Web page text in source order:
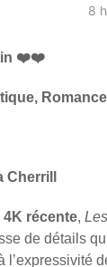
8
❤️❤️
récente,
de détails